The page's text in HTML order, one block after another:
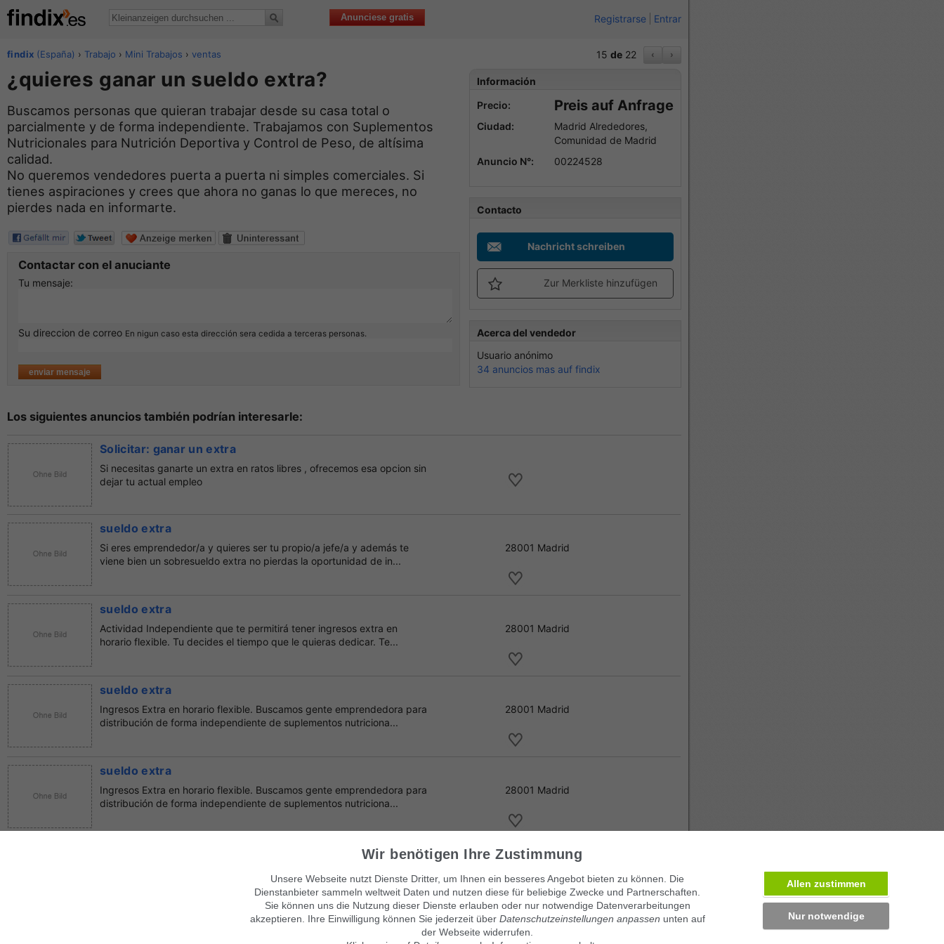
Anunciese gratis Registrarse Entrar
findix (España) › Trabajo › Mini Trabajos ›ventas 15 de 22 ‹ ›
¿quieres ganar un sueldo extra?
Buscamos personas que quieran trabajar desde su casa total o
parcialmente y de forma independiente. Trabajamos con Suplementos
Nutricionales para Nutrición Deportiva y Control de Peso, de altísima
calidad.
No queremos vendedores puerta a puerta ni simples comerciales. Si
tienes aspiraciones y crees que ahora no ganas lo que mereces, no
pierdes nada en informarte.
Contactar con el anuciante
Tu mensaje:
Su direccion de correo En nigun caso esta dirección sera cedida a terceras personas.
Información
Precio:
Preis auf Anfrage
Ciudad:
Madrid Alrededores,
Comunidad de Madrid
Anuncio N°:
00224528
Contacto
Nachricht schreiben
Zur Merkliste hinzufügen
Acerca del vendedor
Usuario anónimo
34 anuncios mas auf findix
Los siguientes anuncios también podrían interesarle:
Solicitar: ganar un extra
Si necesitas ganarte un extra en ratos libres , ofrecemos esa opcion sin
dejar tu actual empleo
sueldo extra
Si eres emprendedor/a y quieres ser tu propio/a jefe/a y además te
viene bien un sobresueldo extra no pierdas la oportunidad de in...
28001 Madrid
sueldo extra
Actividad Independiente que te permitirá tener ingresos extra en
horario flexible. Tu decides el tiempo que le quieras dedicar. Te...
28001 Madrid
sueldo extra
Ingresos Extra en horario flexible. Buscamos gente emprendedora para
distribución de forma independiente de suplementos nutriciona...
28001 Madrid
sueldo extra
Ingresos Extra en horario flexible. Buscamos gente emprendedora para
distribución de forma independiente de suplementos nutriciona...
28001 Madrid
distribución de forma independiente de suplementos nutriciona...
Wir benötigen Ihre Zustimmung
Unsere Webseite nutzt Dienste Dritter, um Ihnen ein besseres Angebot bieten zu können. Die
Dienstanbieter sammeln weltweit Daten und nutzen diese für beliebige Zwecke und Partnerschaften.
Sie können uns die Nutzung dieser Dienste erlauben oder nur notwendige Datenverarbeitungen
akzeptieren. Ihre Einwilligung können Sie jederzeit über Datenschutzeinstellungen anpassen unten auf
der Webseite widerrufen.
Allen zustimmen
Nur notwendige